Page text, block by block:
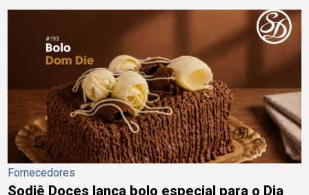
Fornecedores
Sodiê Doces lança bolo especial para o Dia